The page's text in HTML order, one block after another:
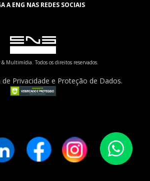
A ENG NAS REDES SOCIAIS
& Multimídia. Todos os direitos reservados.
Privacidade e Proteção de Dados.